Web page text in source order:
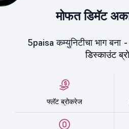
मोफत डिमॅट
5paisa कम्युनिटीचा भाग बना -
डिस्काउंट
फ्लॅट ब्रोकरेज